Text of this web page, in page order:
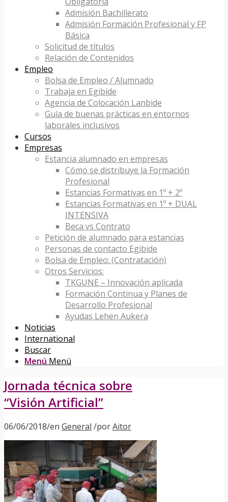
Admisión Bachillerato
Admisión Formación Profesional y FP
Básica
Solicitud de títulos
Relación de Contenidos
Empleo
Bolsa de Empleo / Alumnado
Trabaja en Egibide
Agencia de Colocación Lanbide
Guía de buenas prácticas en entornos
laborales inclusivos
Cursos
Empresas
Estancia alumnado en empresas
Cómo se distribuye la Formación
Profesional
Estancias Formativas en 1º + 2º
Estancias Formativas en 1º + DUAL
INTENSIVA
Beca vs Contrato
Petición de alumnado para estancias
Personas de contacto Egibide
Bolsa de Empleo: (Contratación)
Otros Servicios:
TKGUNE – Innovación aplicada
Formación Continua y Planes de
Desarrollo Profesional
Ayudas Lehen Aukera
Noticias
International
Buscar
Menú Menú
Jornada técnica sobre
“Visión Artificial”
06/06/2018/en General /porAitor